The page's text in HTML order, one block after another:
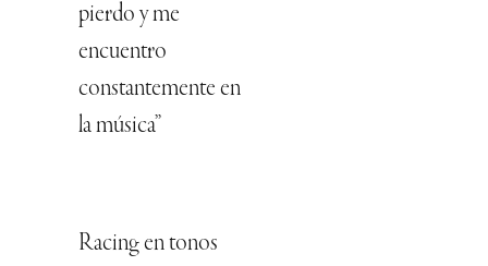
pierdo y me
encuentro
constantemente en
la música”
Racing en tonos